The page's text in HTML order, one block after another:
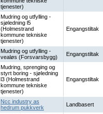
tjenester)
Mudring og utfylling -
sjøledning l5
(Holmestrand
kommune tekniske
tjenester)
Engangstiltak
Mudring og utfylling -
vealøs (Forsvarsbygg)
Engangstiltak
Mudring, sprenging og
styrt boring - sjøledning
l3 (Holmestrand
kommune tekniske
tjenester)
Engangstiltak
Ncc industry as
hedrum pukkverk
Landbasert